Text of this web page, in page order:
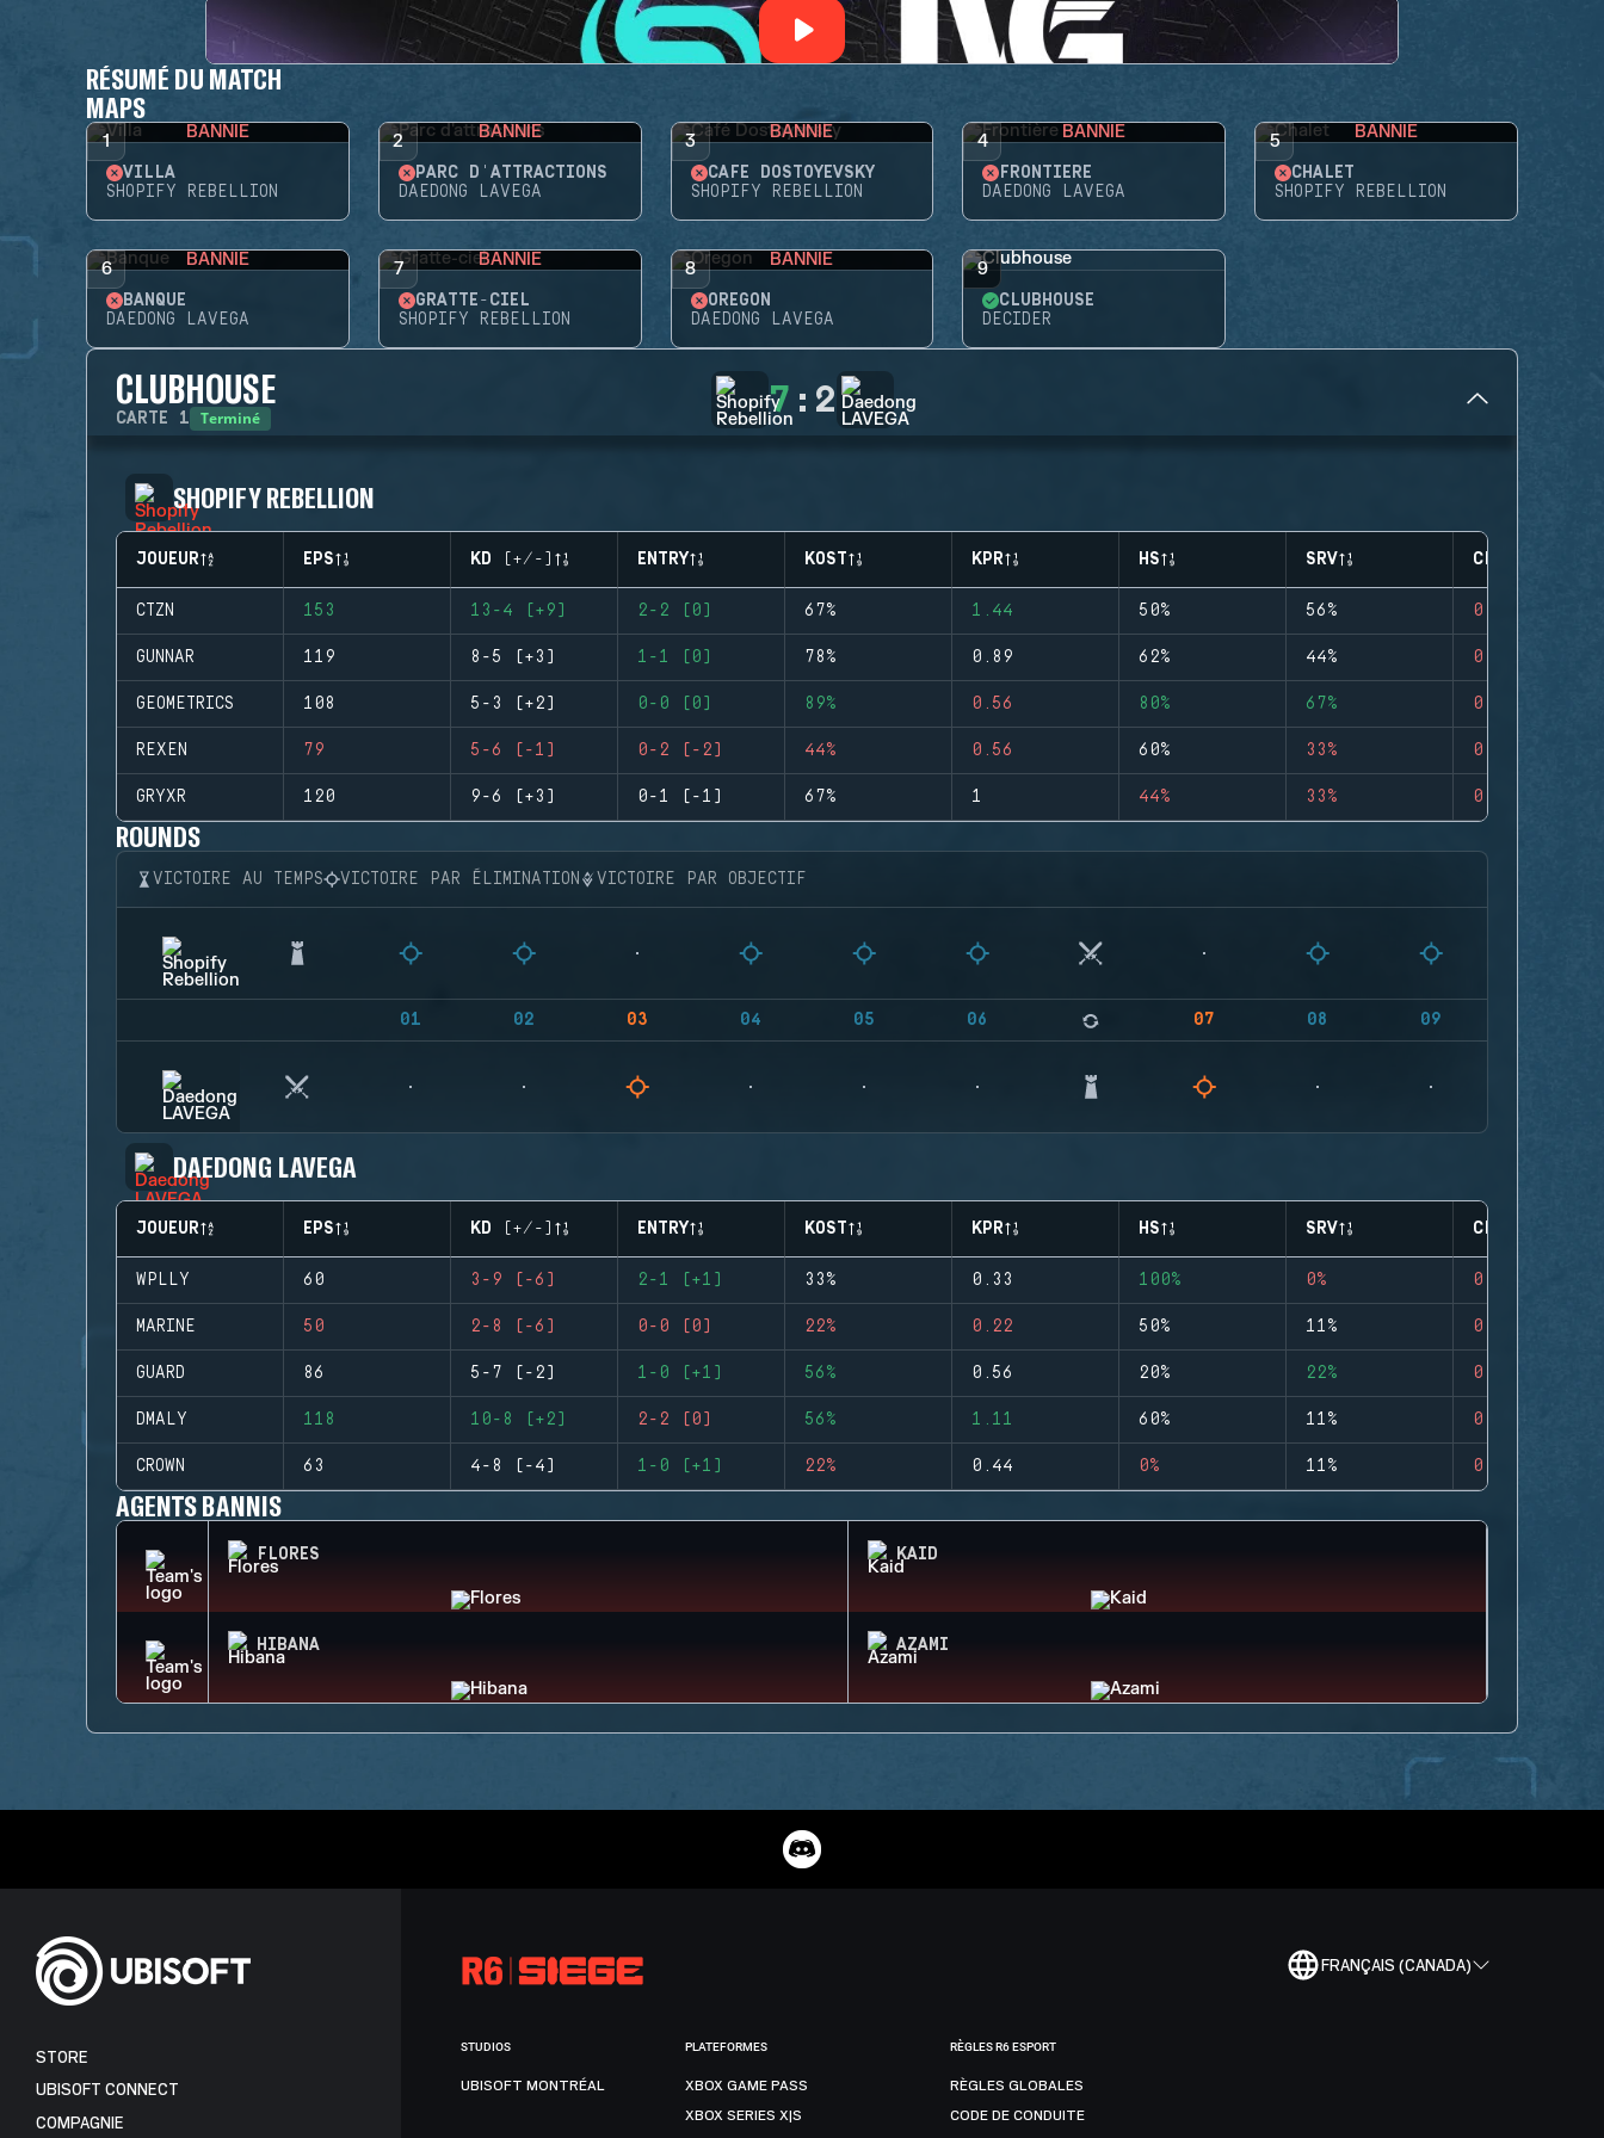
RÉSUMÉ DU MATCH
MAPS
1 BANNIE
VILLA
SHOPIFY REBELLION
2 BANNIE
PARC D'ATTRACTIONS
DAEDONG LAVEGA
3 BANNIE
CAFÉ DOSTOYEVSKY
SHOPIFY REBELLION
4 BANNIE
FRONTIÈRE
DAEDONG LAVEGA
5 BANNIE
CHALET
SHOPIFY REBELLION
6 BANNIE
BANQUE
DAEDONG LAVEGA
7 BANNIE
GRATTE-CIEL
SHOPIFY REBELLION
8 BANNIE
OREGON
DAEDONG LAVEGA
9
CLUBHOUSE
DECIDER
CLUBHOUSE
CARTE 1 Terminé 7 : 2
SHOPIFY REBELLION
JOUEUR EPS KD (+/-) ENTRY KOST KPR HS SRV CLUTCHES
CTZN 153 13-4 (+9) 2-2 (0) 67% 1.44 50% 56% 0
GUNNAR 119 8-5 (+3) 1-1 (0) 78% 0.89 62% 44% 0
GEOMETRICS 108 5-3 (+2) 0-0 (0) 89% 0.56 80% 67% 0
REXEN 79 5-6 (-1) 0-2 (-2) 44% 0.56 60% 33% 0
GRYXR 120 9-6 (+3) 0-1 (-1) 67% 1 44% 33% 0
ROUNDS
VICTOIRE AU TEMPS VICTOIRE PAR ÉLIMINATION VICTOIRE PAR OBJECTIF
01 02 03 04 05 06 07 08 09
DAEDONG LAVEGA
JOUEUR EPS KD (+/-) ENTRY KOST KPR HS SRV CLUTCHES
WPLLY 60 3-9 (-6) 2-1 (+1) 33% 0.33 100% 0% 0
MARINE 50 2-8 (-6) 0-0 (0) 22% 0.22 50% 11% 0
GUARD 86 5-7 (-2) 1-0 (+1) 56% 0.56 20% 22% 0
DMALY 118 10-8 (+2) 2-2 (0) 56% 1.11 60% 11% 0
CROWN 63 4-8 (-4) 1-0 (+1) 22% 0.44 0% 11% 0
AGENTS BANNIS
FLORES KAID
HIBANA AZAMI
FRANÇAIS (CANADA)
STORE
UBISOFT CONNECT
COMPAGNIE
STUDIOS
UBISOFT MONTRÉAL
PLATEFORMES
XBOX GAME PASS
XBOX SERIES X|S
RÈGLES R6 ESPORT
RÈGLES GLOBALES
CODE DE CONDUITE